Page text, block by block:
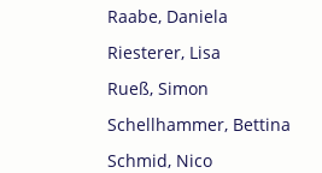
Raabe, Daniela
Riesterer, Lisa
Rueß, Simon
Schellhammer, Bettina
Schmid, Nico